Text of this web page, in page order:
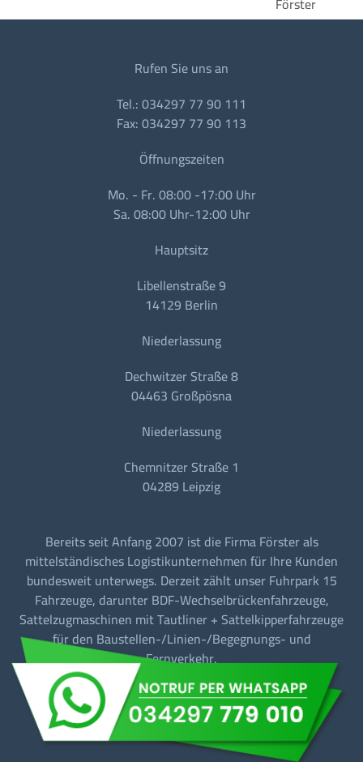
Rufen Sie uns an
Tel.: 034297 77 90 111
Fax: 034297 77 90 113
Öffnungszeiten
Mo. - Fr. 08:00 -17:00 Uhr
Sa. 08:00 Uhr-12:00 Uhr
Hauptsitz
Libellenstraße 9
14129 Berlin
Niederlassung
Dechwitzer Straße 8
04463 Großpösna
Niederlassung
Chemnitzer Straße 1
04289 Leipzig
Bereits seit Anfang 2007 ist die Firma Förster als
mittelständisches Logistikunternehmen für Ihre Kunden
bundesweit unterwegs. Derzeit zählt unser Fuhrpark 15
Fahrzeuge, darunter BDF-Wechselbrückenfahrzeuge,
Sattelzugmaschinen mit Tautliner + Sattelkipperfahrzeuge
für den Baustellen-/Linien-/Begegnungs- und
Fernverkehr.
Barrierefreiheit Datenschutz Impressum